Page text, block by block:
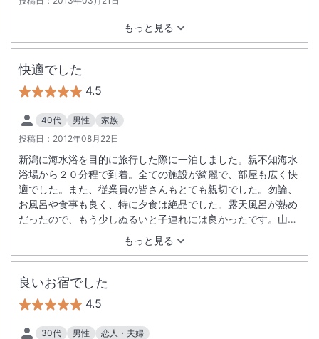
もっと見る
快適でした
4.5
40代 男性
家族
投稿日： 2012年08月22日
もっと見る
新潟に海水浴を目的に旅行した際に一泊しました。親不知海水
浴場から２０分程で到着。全ての施設が綺麗で、部屋も広く快
適でした。また、従業員の皆さんもとても親切でした。勿論、
お風呂や食事も良く、特に夕食は絶品でした。露天風呂が熱め
だったので、もう少しぬるいと子連れには良かったです。山へ
海へアクセスが良い立地ですし、近くに行く機会があれば、ま
た利用したいと思います。
良いお宿でした
4.5
30代 男性
恋人・夫婦